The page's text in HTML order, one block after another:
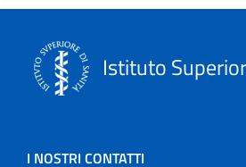
Istituto
I NOSTRI CONTATTI